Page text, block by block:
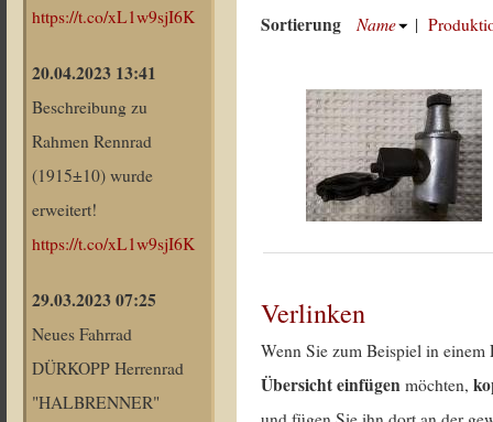
https://t.co/xL1w9sjI6K
20.04.2023 13:41
Beschreibung zu
Rahmen Rennrad
(1915±10) wurde
erweitert!
https://t.co/xL1w9sjI6K
29.03.2023 07:25
Neues Fahrrad
DÜRKOPP Herrenrad
"HALBRENNER"
Sortierung Name |
Verlinken
Wenn Sie zum Beispiel in
Übersicht einfügen möchten,